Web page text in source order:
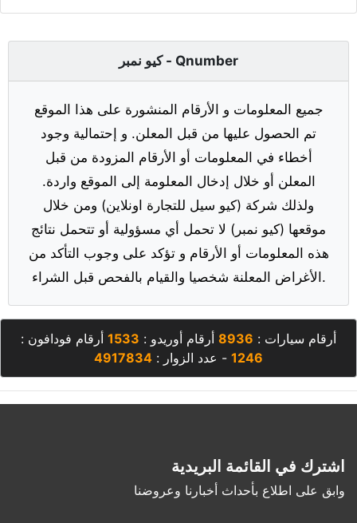
كيو نمبر - Qnumber
جميع المعلومات و الأرقام المنشورة على هذا الموقع
تم الحصول عليها من قبل المعلن. و إحتمالية وجود
أخطاء في المعلومات أو الأرقام المزودة من قبل
المعلن أو خلال إدخال المعلومة إلى الموقع واردة.
ولذلك شركة (كيو سيل للتجارة اونلاين) ومن خلال
موقعها (كيو نمبر) لا تحمل أي مسؤولية أو تتحمل نتائج
هذه المعلومات أو الأرقام و تؤكد على وجوب التأكد من
الأغراض المعلنة شخصيا والقيام بالفحص قبل الشراء.
أرقام سيارات : 8936 أرقام أوريدو : 1533 أرقام فودافون :
1246 - عدد الزوار : 4917834
اشترك في القائمة البريدية
وابق على اطلاع بأحداث أخبارنا وعروضنا